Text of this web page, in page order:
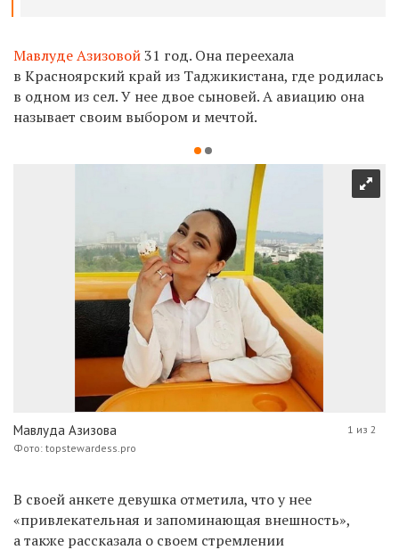
Мавлуде Азизовой31 год. Она переехала
в Красноярский край из Таджикистана, где родилась
в одном из сел. У нее двое сыновей. А авиацию она
называет своим выбором и мечтой.
Мавлуда Азизова
Фото: topstewardess.pro
1 из 2
В своей анкете девушка отметила, что у нее
«привлекательная и запоминающая внешность»,
а также рассказала о своем стремлении